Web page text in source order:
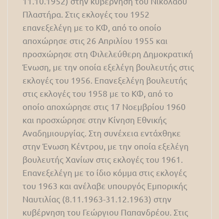
Πλαστήρα. Στις εκλογές του 1952
επανεξελέγη με το ΚΦ, από το οποίο
αποχώρησε στις 26 Απριλίου 1955 και
προσχώρησε στη Φιλελεύθερη Δημοκρατική
Ένωση, με την οποία εξελέγη βουλευτής στις
εκλογές του 1956. Επανεξελέγη βουλευτής
στις εκλογές του 1958 με το ΚΦ, από το
οποίο αποχώρησε στις 17 Νοεμβρίου 1960
και προσχώρησε στην Κίνηση Εθνικής
Αναδημιουργίας. Στη συνέχεια εντάχθηκε
στην Ένωση Κέντρου, με την οποία εξελέγη
βουλευτής Χανίων στις εκλογές του 1961.
Επανεξελέγη με το ίδιο κόμμα στις εκλογές
του 1963 και ανέλαβε υπουργός Εμπορικής
Ναυτιλίας (8.11.1963-31.12.1963) στην
κυβέρνηση του Γεώργιου Παπανδρέου. Στις